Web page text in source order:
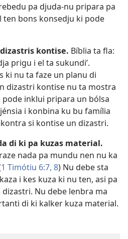
pa djuda-nu pripara pa
ten bons konsedju ki pode
kontise. Bíblia ta fla:
prigu i el ta sukundi’.
ki nu ta faze un planu di
dizastri kontise nu ta mostra
pode inklui pripara un bólsa
i konbina ku bu família
si kontise un dizastri.
di ki pa kuzas material.
nada pa mundu nen nu ka
1 Timótiu 6:7, 8) Nu debe sta
i kes kuza ki nu ten, asi pa
Nu debe lenbra ma
di ki kalker kuza material.